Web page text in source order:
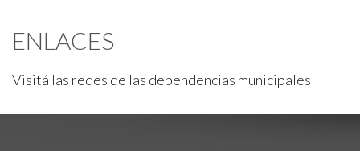
ENLACES
Visitá las redes de las dependencias municipales